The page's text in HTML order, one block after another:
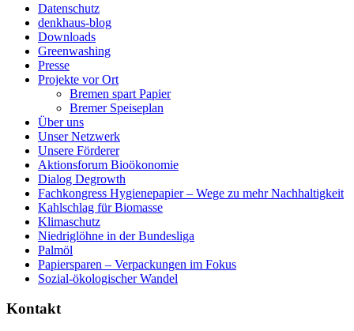
Datenschutz
denkhaus-blog
Downloads
Greenwashing
Presse
Projekte vor Ort
Bremen spart Papier
Bremer Speiseplan
Über uns
Unser Netzwerk
Unsere Förderer
Aktionsforum Bioökonomie
Dialog Degrowth
Fachkongress Hygienepapier – Wege zu mehr Nachhaltigkeit
Kahlschlag für Biomasse
Klimaschutz
Niedriglöhne in der Bundesliga
Palmöl
Papiersparen – Verpackungen im Fokus
Sozial-ökologischer Wandel
Kontakt